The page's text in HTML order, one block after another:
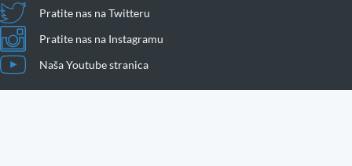
Pratite nas na Twitteru
Pratite nas na Instagramu
Naša Youtube stranica